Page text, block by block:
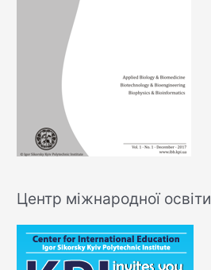
Центр міжнародної освіти